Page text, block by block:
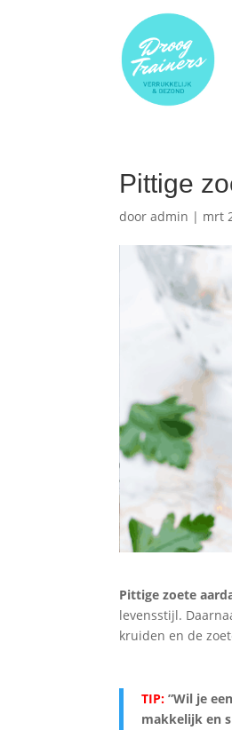
Pittige
dooradmin | mrt
Pittige zoete
levensstijl.
kruiden en de
TIP: ”Wil je
makkelijk en